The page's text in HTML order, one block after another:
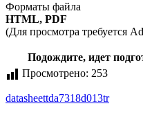
Форматы файла
HTML, PDF
(Для просмотра требуется
Подождите, идет
Просмотрено: 253
datasheettda7318d013tr